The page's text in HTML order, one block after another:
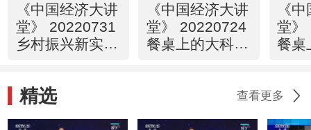
《中国经济大讲
堂》 20220731
乡村振兴新实
如何为乡村涨人
《中国经济大讲
堂》 20220724
餐桌上的大科
《
堂》
餐桌
精选 查看更多